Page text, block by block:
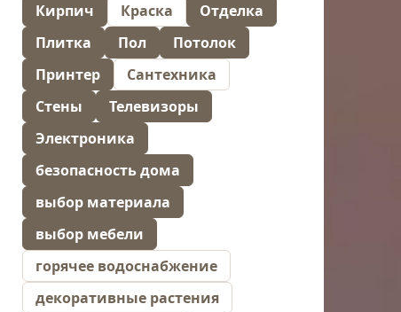
Кирпич
Краска
Отделка
Плитка
Пол
Потолок
Принтер
Сантехника
Стены
Телевизоры
Электроника
безопасность дома
выбор материала
выбор мебели
горячее водоснабжение
декоративные растения